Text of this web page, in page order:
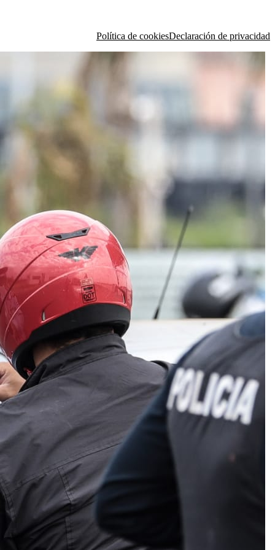
Política de cookiesDeclaración de privacidad